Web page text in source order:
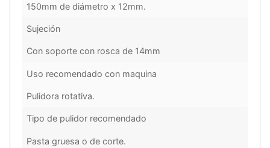
150mm de diámetro x 12mm.
Sujeción
Con soporte con rosca de 14mm
Uso recomendado con maquina
Pulidora rotativa.
Tipo de pulidor recomendado
Pasta gruesa o de corte.